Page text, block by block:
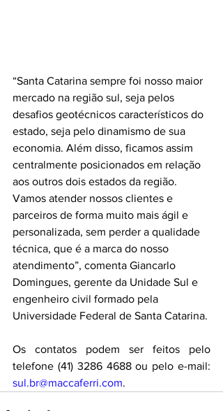
“Santa Catarina sempre foi nosso maior
mercado na região sul, seja pelos
desafios geotécnicos característicos do
estado, seja pelo dinamismo de sua
economia. Além disso, ficamos assim
centralmente posicionados em relação
aos outros dois estados da região.
Vamos atender nossos clientes e
parceiros de forma muito mais ágil e
personalizada, sem perder a qualidade
técnica, que é a marca do nosso
atendimento”, comenta Giancarlo
Domingues, gerente da Unidade Sul e
engenheiro civil formado pela
Universidade Federal de Santa Catarina.
Os contatos podem ser feitos pelo
sul.br@maccaferri.com.